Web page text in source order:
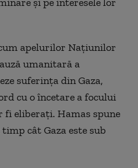
apelurilor Naţiunilor
umanitară a
suferinţa din Gaza,
cu o încetare a focului
fi eliberaţi. Hamas spune
cât Gaza este sub